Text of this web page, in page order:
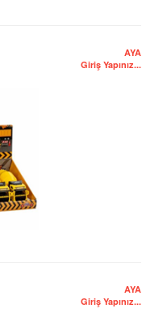
AYA
Giriş Yapınız...
AYA
Giriş Yapınız...